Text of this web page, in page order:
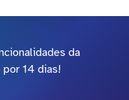
da
14 dias!